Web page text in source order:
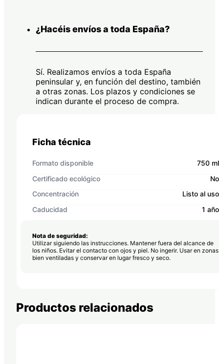
¿Hacéis envíos a toda España?
Sí. Realizamos envíos a toda España
peninsular y, en función del destino, también
a otras zonas. Los plazos y condiciones se
indican durante el proceso de compra.
Ficha técnica
Formato disponible
750 ml
Certificado ecológico
No
Concentración
Listo al uso
Caducidad
1 año
Nota de seguridad:
Utilizar siguiendo las instrucciones. Mantener fuera del alcance de
los niños. Evitar el contacto con ojos y piel. No ingerir. Usar en zonas
bien ventiladas y conservar en lugar fresco y seco.
Productos relacionados